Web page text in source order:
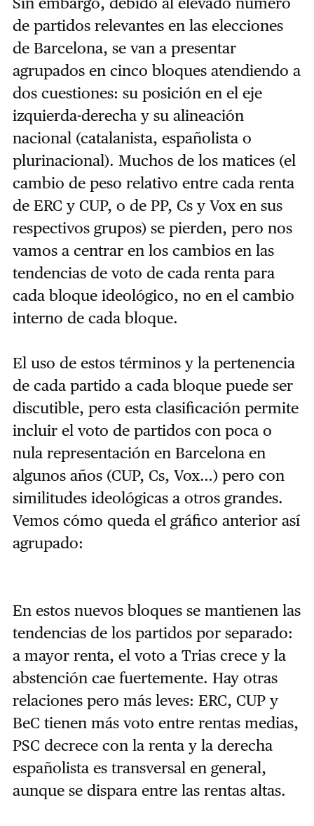
de partidos relevantes en las elecciones
de Barcelona, se van a presentar
agrupados en cinco bloques atendiendo a
dos cuestiones: su posición en el eje
izquierda-derecha y su alineación
nacional (catalanista, españolista o
plurinacional). Muchos de los matices (el
cambio de peso relativo entre cada renta
de ERC y CUP, o de PP, Cs y Vox en sus
respectivos grupos) se pierden, pero nos
vamos a centrar en los cambios en las
tendencias de voto de cada renta para
cada bloque ideológico, no en el cambio
interno de cada bloque.
El uso de estos términos y la pertenencia
de cada partido a cada bloque puede ser
discutible, pero esta clasificación permite
incluir el voto de partidos con poca o
nula representación en Barcelona en
algunos años (CUP, Cs, Vox…) pero con
similitudes ideológicas a otros grandes.
Vemos cómo queda el gráfico anterior así
agrupado:
En estos nuevos bloques se mantienen las
tendencias de los partidos por separado:
a mayor renta, el voto a Trias crece y la
abstención cae fuertemente. Hay otras
relaciones pero más leves: ERC, CUP y
BeC tienen más voto entre rentas medias,
PSC decrece con la renta y la derecha
españolista es transversal en general,
aunque se dispara entre las rentas altas.